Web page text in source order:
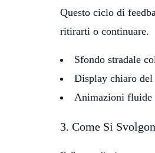
Questo ciclo di
ritirarti o continuare.
Sfondo stradale
Display chiaro
Animazioni fluide
3. Come Si